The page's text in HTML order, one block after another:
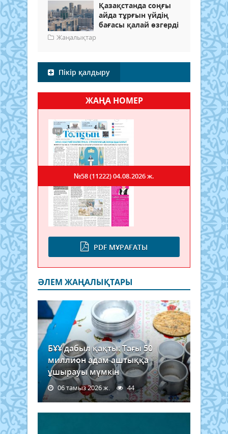
Қазақстанда соңғы
айда тұрғын үйдің
бағасы қалай өзгерді
Жаңалықтар
Пікір қалдыру
ЖАҢА НОМЕР
PDF МҰРАҒАТЫ
№58 (11222)04.08.2026 ж.
ӘЛЕМ ЖАҢАЛЫҚТАРЫ
БҰҰ дабыл қақты: Тағы 50
миллион адам аштыққа
ұшырауы мүмкін
06 тамыз 2026 ж. 44